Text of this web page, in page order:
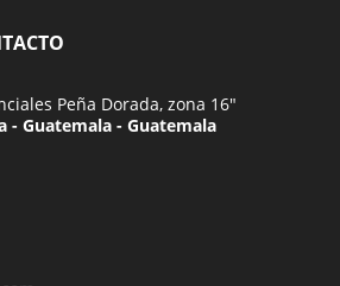
Peña Dorada, zona 16"
- Guatemala - Guatemala